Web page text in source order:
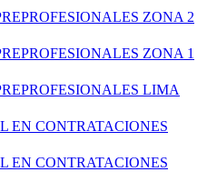
ZONA 2
ZONA 1
LIMA
EN CONTRATACIONES
EN CONTRATACIONES